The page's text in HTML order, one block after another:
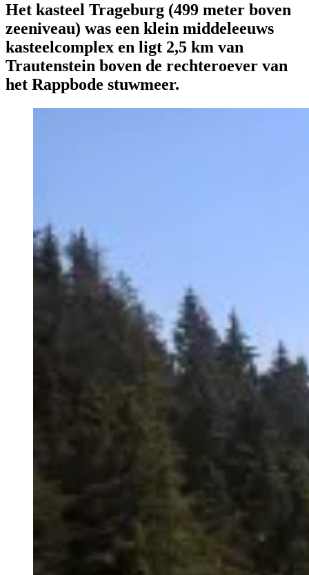
Het kasteel Trageburg (499 meter boven
zeeniveau) was een klein middeleeuws
kasteelcomplex en ligt 2,5 km van
Trautenstein boven de rechteroever van
het Rappbode stuwmeer.